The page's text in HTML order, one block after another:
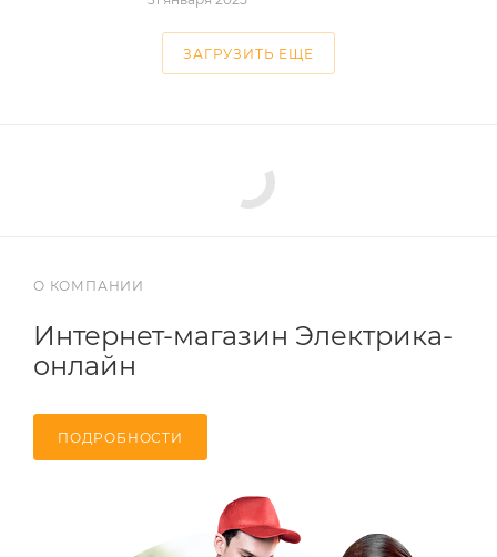
ЗАГРУЗИТЬ ЕЩЕ
О КОМПАНИИ
Интернет-магазин Электрика-
онлайн
ПОДРОБНОСТИ